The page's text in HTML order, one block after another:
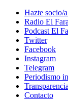
Hazte socio/
Radio El
Podcast El
Twitter
Facebook
Instagram
Telegram
Periodismo
Transparencia
Contacto